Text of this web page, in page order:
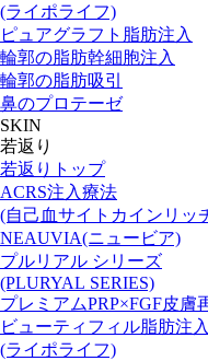
(ライポライフ)
ピュアグラフト脂肪注入
輪郭の脂肪幹細胞注入
輪郭の脂肪吸引
鼻のプロテーゼ
SKIN
若返り
若返りトップ
ACRS注入療法
(自己血サイトカインリッ
NEAUVIA(ニュービア)
プルリアル シリーズ
(PLURYAL SERIES)
プレミアムPRP×FGF皮膚
ビューティフィル脂肪注入
(ライポライフ)